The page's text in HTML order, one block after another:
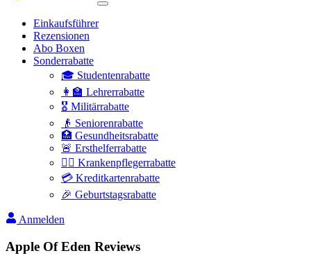
Einkaufsführer
Rezensionen
Abo Boxen
Sonderrabatte
🎓 Studentenrabatte
👩‍🏫 Lehrerrabatte
🎖️ Militärrabatte
👴 Seniorenrabatte
🏥 Gesundheitsrabatte
🚨 Ersthelferrabatte
👩‍⚕️ Krankenpflegerrabatte
💳 Kreditkartenrabatte
🎉 Geburtstagsrabatte
Anmelden
Apple Of Eden Reviews